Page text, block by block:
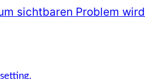
sichtbaren Problem wird